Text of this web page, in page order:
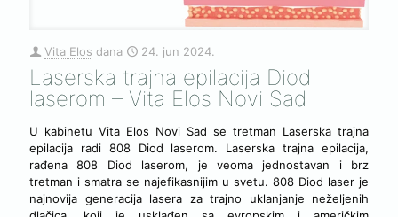
Vita Elos dana 24. jun 2024.
Laserska trajna epilacija Diod
laserom – Vita Elos Novi Sad
U kabinetu Vita Elos Novi Sad se tretman Laserska trajna
epilacija radi 808 Diod laserom. Laserska trajna epilacija,
rađena 808 Diod laserom, je veoma jednostavan i brz
tretman i smatra se najefikasnijim u svetu. 808 Diod laser je
najnovija generacija lasera za trajno uklanjanje neželjenih